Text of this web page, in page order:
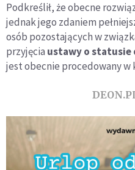
Podkreślił, że obecne
jednak jego zdaniem
osób pozostających w
przyjęcia ustawy o statusie
jest obecnie procedowany w